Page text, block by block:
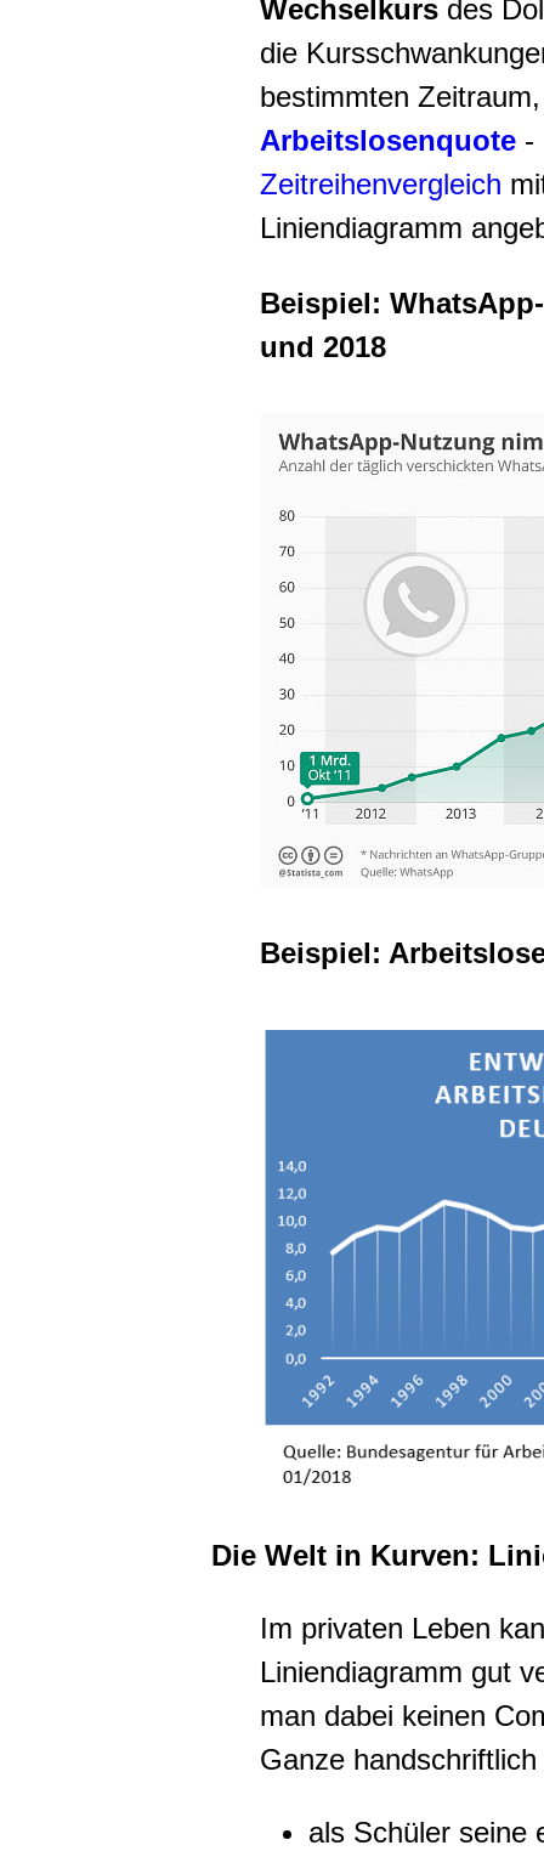
Wechselkurs des
die
bestimmten
Arbeitslosenquote -
Zeitreihenvergleich
Liniendiagramm
Beispiel:
und 2018
Beispiel:
Die Welt in Kurven:
Im privaten Leben
Liniendiagramm gut
man dabei keinen
Ganze
als Schüler seine